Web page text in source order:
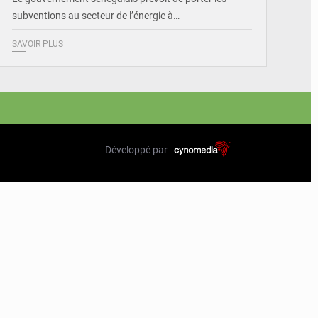
subventions au secteur de l’énergie à…
SAVOIR PLUS
Développé par